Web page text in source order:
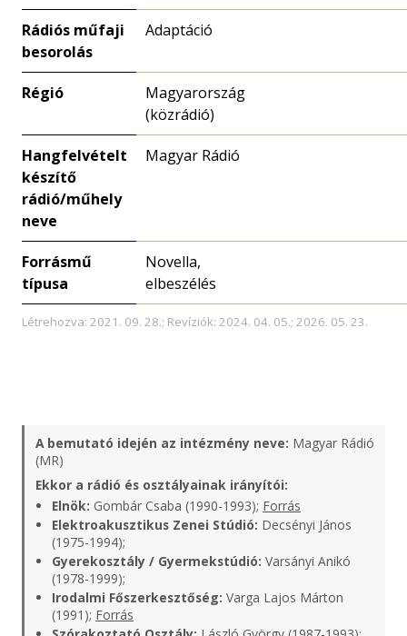
Rádiós műfaji
besorolás
Adaptáció
Régió
Magyarország
(közrádió)
Hangfelvételt
készítő
rádió/műhely
neve
Magyar Rádió
Forrásmű
típusa
Novella,
elbeszélés
Létrehozva: 2021. 09. 28.; Revíziók: 2024. 04. 05.; 2026. 05. 23.
A bemutató idején az intézmény neve: Magyar Rádió
(MR)
Ekkor a rádió és osztályainak irányítói:
Elnök: Gombár Csaba (1990-1993); Forrás
Elektroakusztikus Zenei Stúdió: Decsényi János
(1975-1994);
Gyerekosztály / Gyermekstúdió: Varsányi Anikó
(1978-1999);
Irodalmi Főszerkesztőség: Varga Lajos Márton
(1991); Forrás